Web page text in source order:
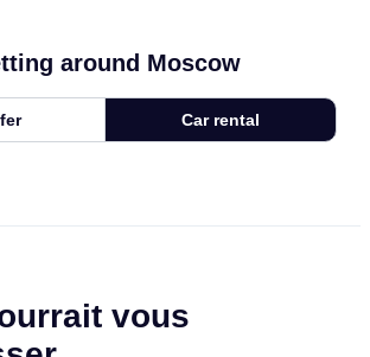
around Moscow
Car rental
vous